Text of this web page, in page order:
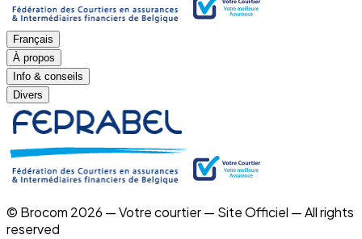
Français
À propos
Info & conseils
Divers
© Brocom 2026 — Votre courtier — Site Officiel — All rights
reserved